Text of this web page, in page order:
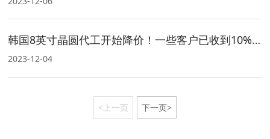
韩国8英寸晶圆代工开始降价！一些客户已收到10%降价！
2023-12-04
<上一页 下一页>